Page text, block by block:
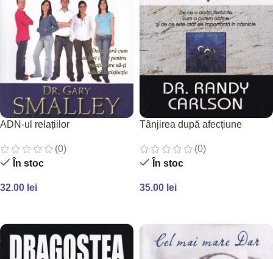
ADN-ul relațiilor
(0)
În stoc
32.00 lei
Tânjirea după afecțiune
(0)
În stoc
35.00 lei